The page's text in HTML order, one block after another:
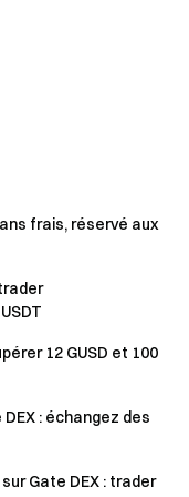
supplémentaires.
un trading au
obtenir 1 chance.
dans n'importe quel
au comptant, ou 2
donne 3
lorsque les invités
accomplissent une
lien de partage.
frais, réservé aux
12 GUSD et 100
: échangez des
Gate DEX : trader